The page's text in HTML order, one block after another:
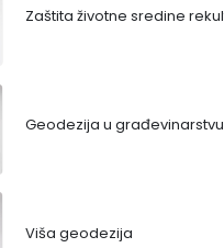
Geodezija u građevinarstvu
Viša geodezija